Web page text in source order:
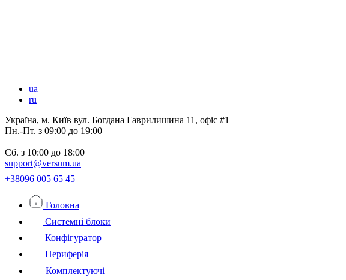
ua
ru
Україна, м. Київ вул. Богдана Гаврилишина 11, офіс #1
Пн.-Пт. з 09:00 до 19:00
Сб. з 10:00 до 18:00
support@versum.ua
+38096 005 65 45
Головна
Системні блоки
Конфігуратор
Периферія
Комплектуючі